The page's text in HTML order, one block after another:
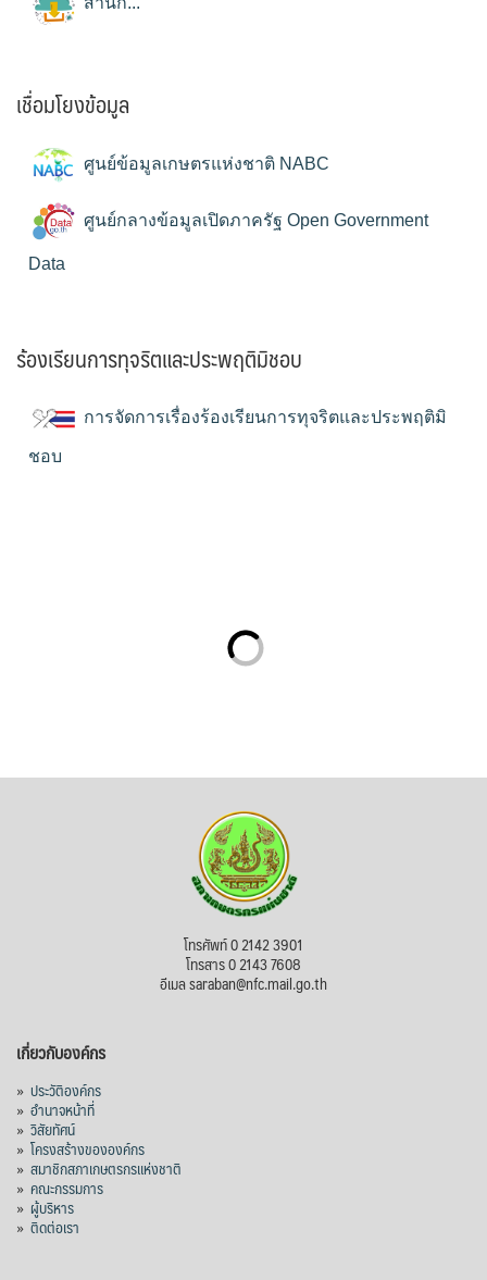
เชื่อมโยงข้อมูล
ศูนย์ข้อมูลเกษตรแห่งชาติ NABC
ศูนย์กลางข้อมูลเปิดภาครัฐ Open Government
Data
ร้องเรียนการทุจริตและประพฤติมิชอบ
การจัดการเรื่องร้องเรียนการทุจริตและประพฤติมิ
ชอบ
โทรศัพท์ 0 2142 3901
โทรสาร 0 2143 7608
อีเมล saraban@nfc.mail.go.th
เกี่ยวกับองค์กร
» ประวัติองค์กร
» อำนาจหน้าที่
» วิสัยทัศน์
» โครงสร้างขององค์กร
» สมาชิกสภาเกษตรกรแห่งชาติ
» คณะกรรมการ
» ผู้บริหาร
» ติดต่อเรา